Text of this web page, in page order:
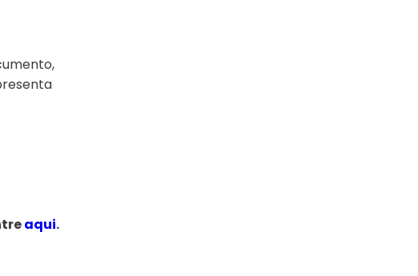
aqui.